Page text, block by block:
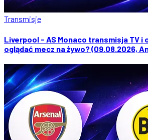
Transmisje
Liverpool - AS Monaco transmisja TV i
oglądać mecz na żywo? (09.08.2026,